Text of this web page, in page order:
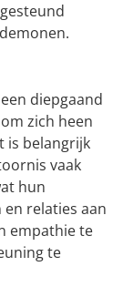
diepgaand
zich heen
is belangrijk
vaak
hun
relaties aan
empathie te
te